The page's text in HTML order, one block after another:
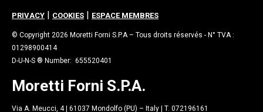
PRIVACY | COOKIES | ESPACE MEMBRES
© Copyright 2026 Moretti Forni S.P.A – Tous droits réservés - N° TVA :
01298900414
D-U-N-S ® Number: 655520401
Moretti Forni S.P.A.
Via A. Meucci, 4 | 61037 Mondolfo (PU) – Italy | T. 072196161